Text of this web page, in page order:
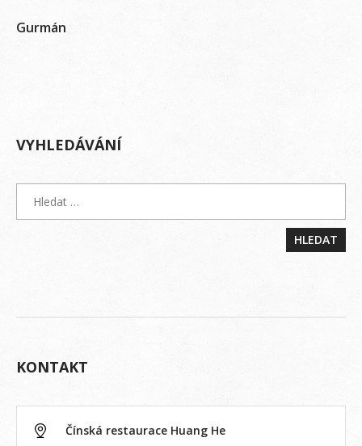
Gurmán
VYHLEDÁVÁNÍ
KONTAKT
Čínská restaurace Huang He